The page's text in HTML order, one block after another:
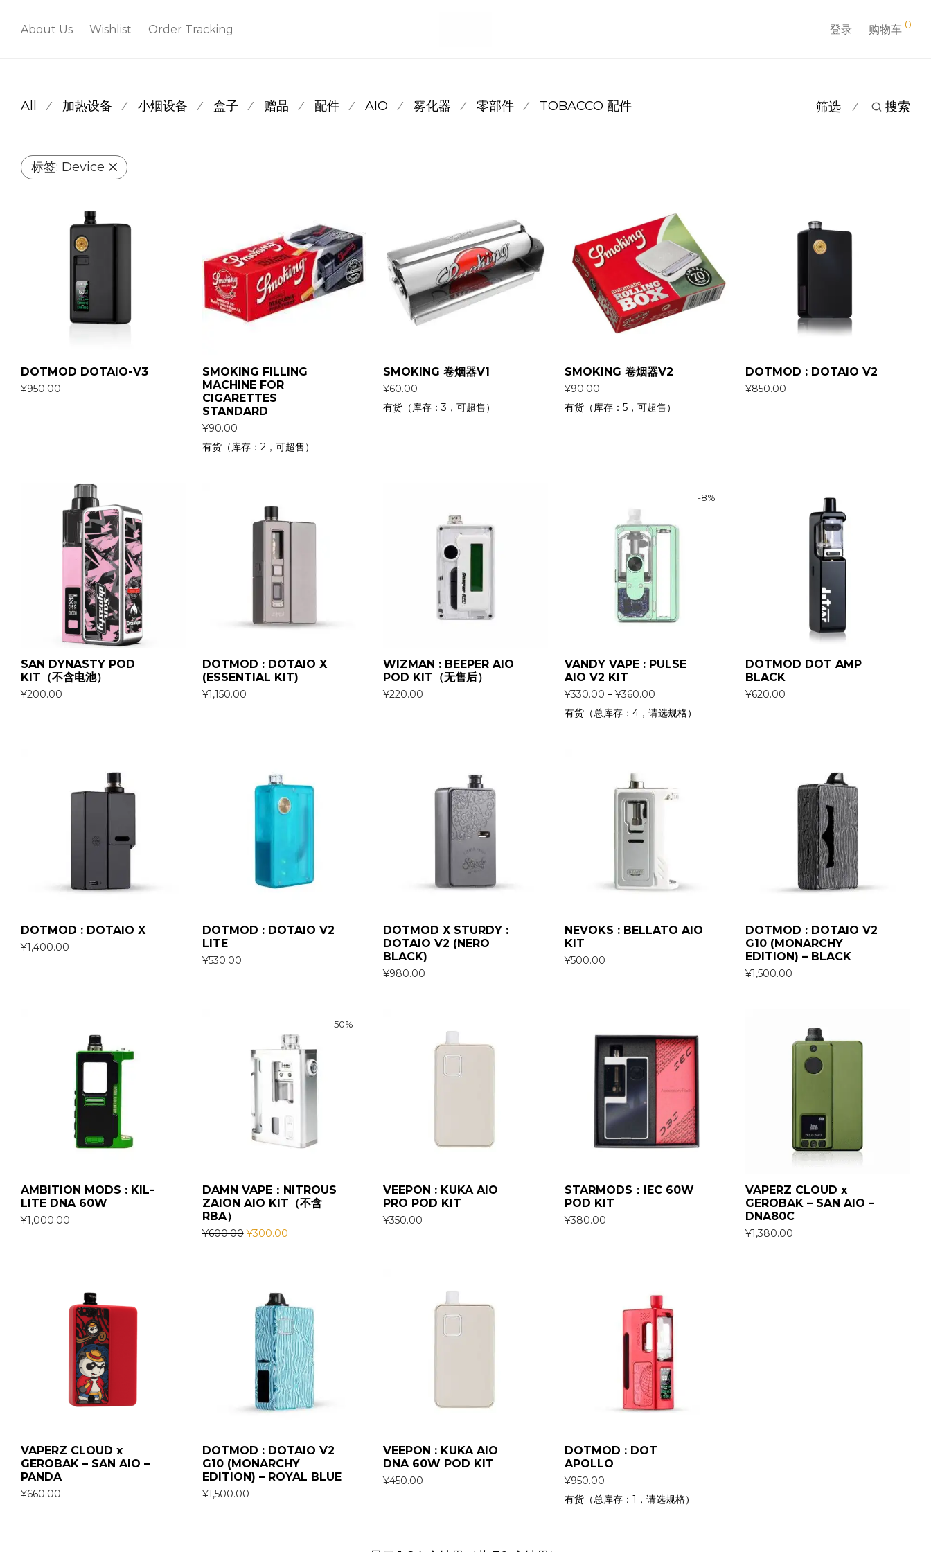
About Us Wishlist Order Tracking 登录 购物车 0
筛选 ⁄ 搜索
All ⁄ 加热设备 ⁄ 小烟设备 ⁄ 盒子 ⁄ 赠品 ⁄ 配件 ⁄ AIO ⁄ 雾化器 ⁄ 零部件 ⁄ TOBACCO 配件
标签: Device
DOTMOD DOTAIO-V3
¥950.00
SMOKING FILLING
MACHINE FOR
CIGARETTES
STANDARD
¥90.00
有货（库存：2，可超售）
SMOKING 卷烟器V1
¥60.00
有货（库存：3，可超售）
SMOKING 卷烟器V2
¥90.00
有货（库存：5，可超售）
DOTMOD : DOTAIO V2
¥850.00
SAN DYNASTY POD
KIT（不含电池）
¥200.00
DOTMOD : DOTAIO X
(ESSENTIAL KIT)
¥1,150.00
WIZMAN : BEEPER AIO
POD KIT（无售后）
¥220.00
-8%
VANDY VAPE : PULSE
AIO V2 KIT
¥330.00 – ¥360.00
有货（总库存：4，请选规格）
DOTMOD DOT AMP
BLACK
¥620.00
DOTMOD : DOTAIO X
¥1,400.00
DOTMOD : DOTAIO V2
LITE
¥530.00
DOTMOD X STURDY :
DOTAIO V2 (NERO
BLACK)
¥980.00
NEVOKS : BELLATO AIO
KIT
¥500.00
DOTMOD : DOTAIO V2
G10 (MONARCHY
EDITION) – BLACK
¥1,500.00
AMBITION MODS : KIL-
LITE DNA 60W
¥1,000.00
-50%
DAMN VAPE：NITROUS
ZAION AIO KIT（不含
RBA）
¥600.00 ¥300.00
VEEPON : KUKA AIO
PRO POD KIT
¥350.00
STARMODS：IEC 60W
POD KIT
¥380.00
VAPERZ CLOUD x
GEROBAK – SAN AIO –
DNA80C
¥1,380.00
VAPERZ CLOUD x
GEROBAK – SAN AIO –
PANDA
¥660.00
DOTMOD : DOTAIO V2
G10 (MONARCHY
EDITION) – ROYAL BLUE
¥1,500.00
VEEPON : KUKA AIO
DNA 60W POD KIT
¥450.00
DOTMOD : DOT
APOLLO
¥950.00
有货（总库存：1，请选规格）